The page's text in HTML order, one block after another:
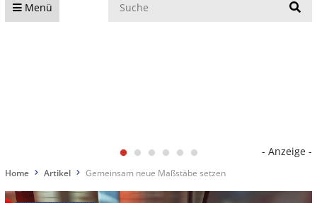
Menü
- Anzeige -
Home Artikel Gemeinsam neue Maßstäbe setzen